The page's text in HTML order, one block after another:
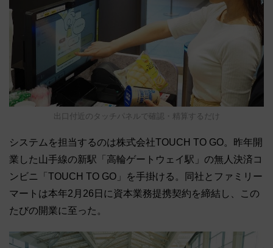
出口付近のタッチパネルで確認・精算するだけ
システムを担当するのは株式会社TOUCH TO GO。昨年開
業した山手線の新駅「高輪ゲートウェイ駅」の無人決済コ
ンビニ「TOUCH TO GO」を手掛ける。同社とファミリー
マートは本年2月26日に資本業務提携契約を締結し、この
たびの開業に至った。